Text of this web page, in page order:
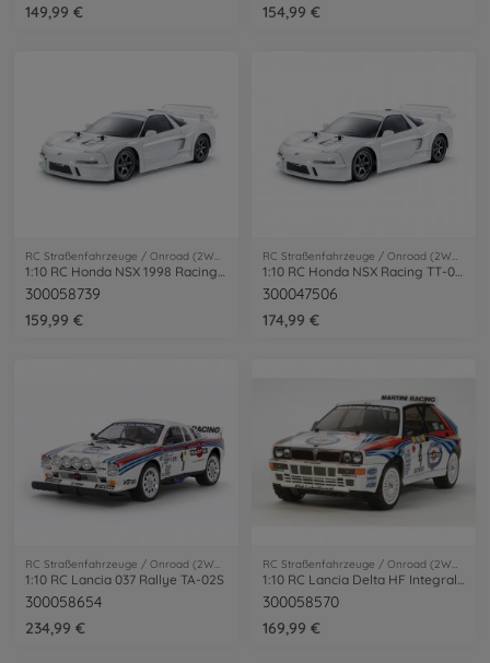
149,99 €
154,99 €
RC Straßenfahrzeuge / Onroad (2WD/4WD)
300058739
159,99 €
RC Straßenfahrzeuge / Onroad (2WD/4WD)
300047506
174,99 €
RC Straßenfahrzeuge / Onroad (2WD/4WD)
1:10 RC Lancia 037 Rallye TA-02S
300058654
234,99 €
RC Straßenfahrzeuge / Onroad (2WD/4WD)
1:10 RC Lancia Delta HF Integrale TT-02
300058570
169,99 €